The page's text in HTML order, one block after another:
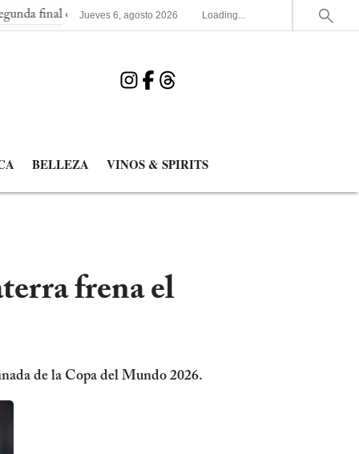
del Mundial España elimina a Francia y jugará la
Jueves 6,agosto 2026 Loading...
BELLEZA VINOS & SPIRITS
frena el
de la Copa del Mundo 2026.